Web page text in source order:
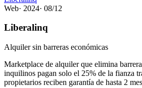
Web· 2024· 08/12
Liberalinq
Alquiler sin barreras económicas
Marketplace de alquiler que elimina
inquilinos pagan solo el 25% de la fianza
propietarios reciben garantía de hasta 2